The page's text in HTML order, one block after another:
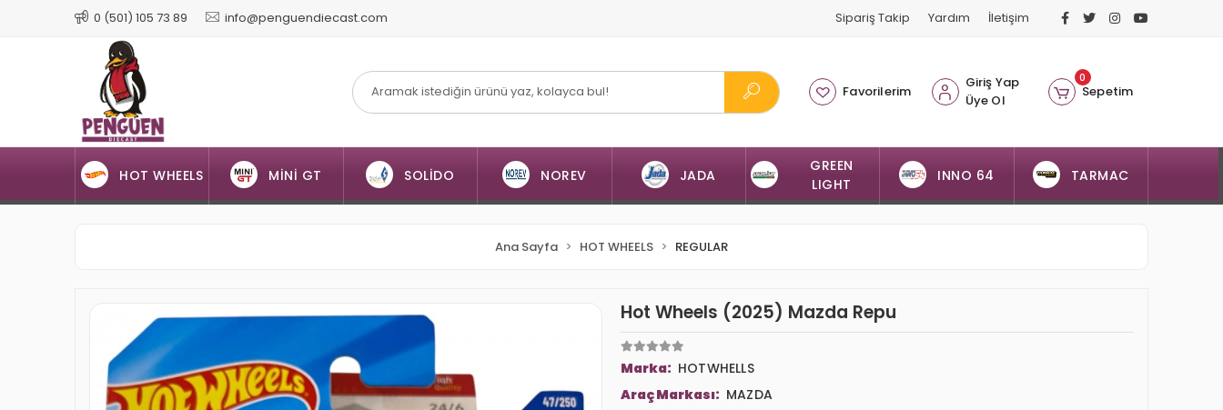
0 (501) 105 73 89 info@penguendiecast.com Sipariş Takip Yardım İletişim
Favorilerim
Giriş Yap
Üye Ol
0
Sepetim
HOT WHEELS MİNİ GT SOLİDO NOREV JADA
GREEN
LIGHT
INNO 64 TARMAC
Ana Sayfa HOT WHEELS REGULAR
Hot Wheels (2025) Mazda Repu
Marka: HOTWHELLS
Araç Markası: MAZDA